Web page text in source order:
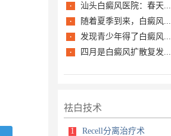
· 汕头白癜风医院：春天...
· 随着夏季到来，白癜风...
· 发现青少年得了白癜风...
· 四月是白癜风扩散复发...
祛白技术
1 Recell分离治疗术